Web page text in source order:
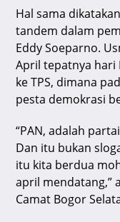
Hal sama
tandem dalam
Eddy Soeparno.
April tepatnya
ke TPS, dimana
pesta demokrasi
“PAN, adalah
Dan itu bukan
itu kita berdua
april mendatang,”
Camat Bogor